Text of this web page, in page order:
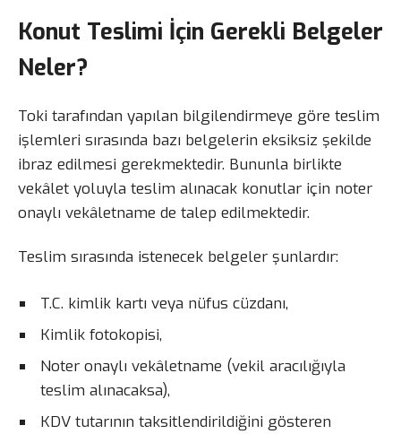
Konut Teslimi İçin Gerekli Belgeler
Neler?
Toki tarafından yapılan bilgilendirmeye göre teslim
işlemleri sırasında bazı belgelerin eksiksiz şekilde
ibraz edilmesi gerekmektedir. Bununla birlikte
vekâlet yoluyla teslim alınacak konutlar için noter
onaylı vekâletname de talep edilmektedir.
Teslim sırasında istenecek belgeler şunlardır:
T.C. kimlik kartı veya nüfus cüzdanı,
Kimlik fotokopisi,
Noter onaylı vekâletname (vekil aracılığıyla
teslim alınacaksa),
KDV tutarının taksitlendirildiğini gösteren